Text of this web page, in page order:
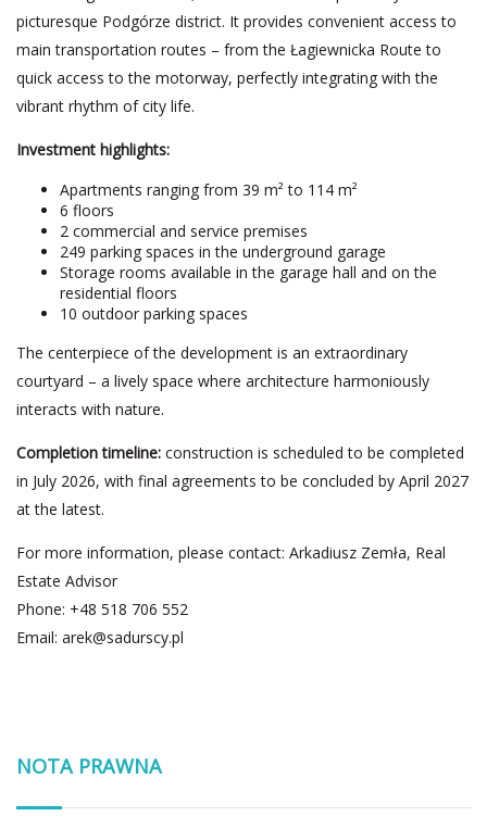
picturesque Podgórze district. It provides convenient access to
main transportation routes – from the Łagiewnicka Route to
quick access to the motorway, perfectly integrating with the
vibrant rhythm of city life.
Investment highlights:
Apartments ranging from 39 m² to 114 m²
6 floors
2 commercial and service premises
249 parking spaces in the underground garage
Storage rooms available in the garage hall and on the
residential floors
10 outdoor parking spaces
The centerpiece of the development is an extraordinary
courtyard – a lively space where architecture harmoniously
interacts with nature.
Completion timeline: construction is scheduled to be completed
in July 2026, with final agreements to be concluded by April 2027
at the latest.
For more information, please contact: Arkadiusz Zemła, Real
Estate Advisor
Phone: +48 518 706 552
Email: arek@sadurscy.pl
NOTA PRAWNA